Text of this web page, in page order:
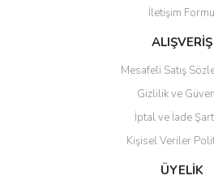
Ürün fiyatı diğer sitelerden daha
Bu ürüne benzer farklı alternatifler
Gönder
İletişim Formu
ALIŞVERİŞ
Mesafeli Satış
Gizlilik ve
İptal ve İade
Kişisel Veriler
ÜYELİK